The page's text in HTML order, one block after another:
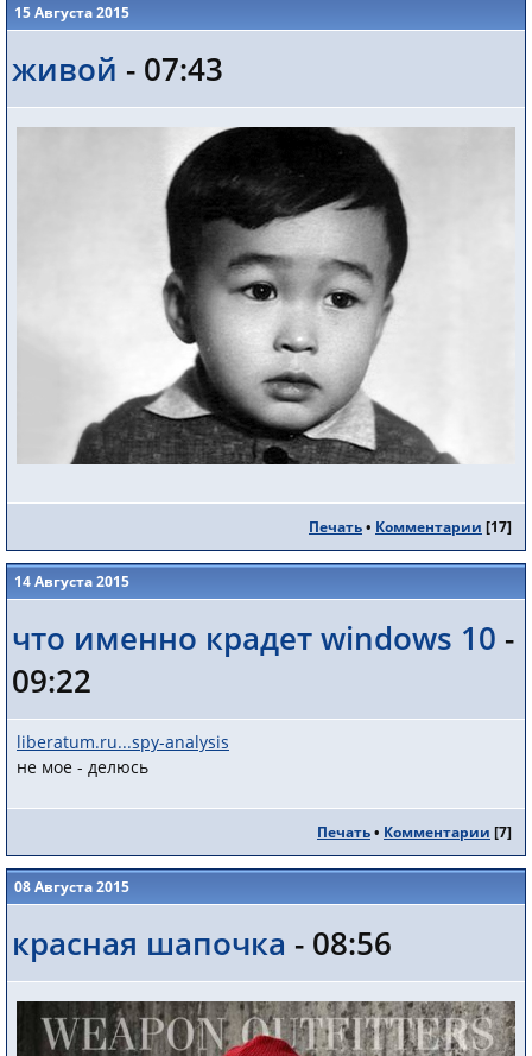
15 Августа 2015
живой - 07:43
Печать• Комментарии [17]
14 Августа 2015
что именно крадет windows 10 -
09:22
liberatum.ru...spy-analysis
не мое - делюсь
Печать• Комментарии [7]
08 Августа 2015
красная шапочка - 08:56